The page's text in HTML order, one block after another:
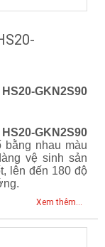
GKN2S90
GKN2S90
bằng nhau màu
vệ sinh sản
lên đến 180 độ
Xem thêm...